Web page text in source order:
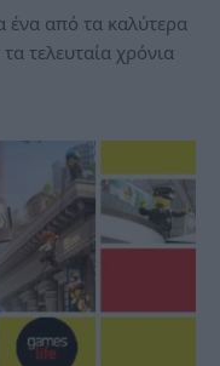
ένα από τα καλύτερα
τελευταία χρόνια